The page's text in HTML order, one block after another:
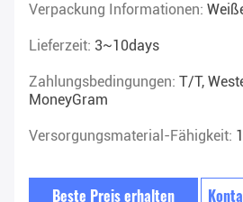
Verpackung Informationen:
Lieferzeit: 3~10days
Zahlungsbedingungen: T/T,
MoneyGram
Versorgungsmaterial-Fähigkeit:
Beste Preis erhalten